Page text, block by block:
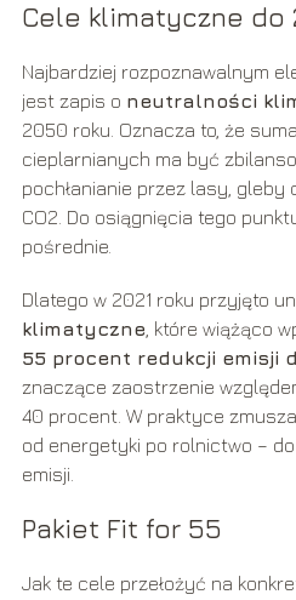
Cele klimatyczne do
Najbardziej rozpoznawalnym
jest zapis o neutralności
2050 roku. Oznacza to, że
cieplarnianych ma być
pochłanianie przez lasy,
CO2. Do osiągnięcia tego
pośrednie.
Dlatego w 2021 roku przyjęto
klimatyczne, które wiążąco
55 procent redukcji emisji
znaczące zaostrzenie
40 procent. W praktyce
od energetyki po rolnictwo –
emisji.
Pakiet Fit for 55
Jak te cele przełożyć na